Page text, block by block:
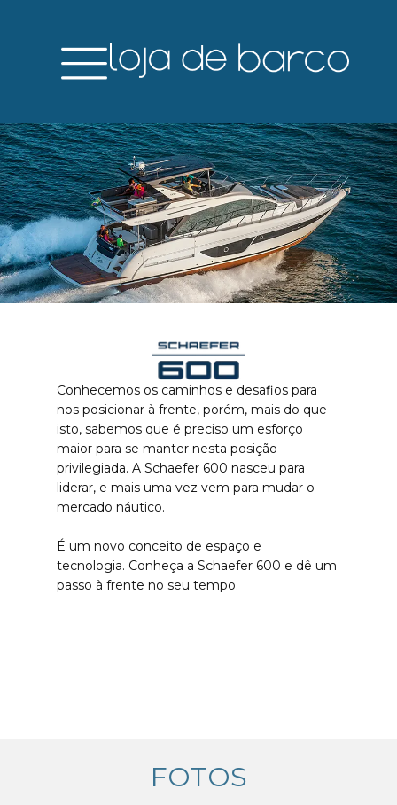
Conhecemos os caminhos e desafios para
nos posicionar à frente, porém, mais do que
isto, sabemos que é preciso um esforço
maior para se manter nesta posição
privilegiada. A Schaefer 600 nasceu para
liderar, e mais uma vez vem para mudar o
mercado náutico.
É um novo conceito de espaço e
tecnologia. Conheça a Schaefer 600 e dê um
passo à frente no seu tempo.
FOTOS